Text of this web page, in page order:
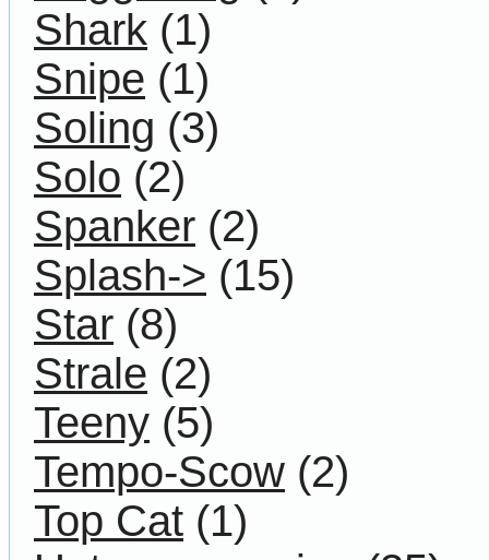
Shark (1)
Snipe (1)
Soling (3)
Solo (2)
Spanker (2)
Splash-> (15)
Star (8)
Strale (2)
Teeny (5)
Tempo-Scow (2)
Top Cat (1)